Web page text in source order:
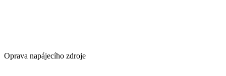
Oprava napájecího zdroje